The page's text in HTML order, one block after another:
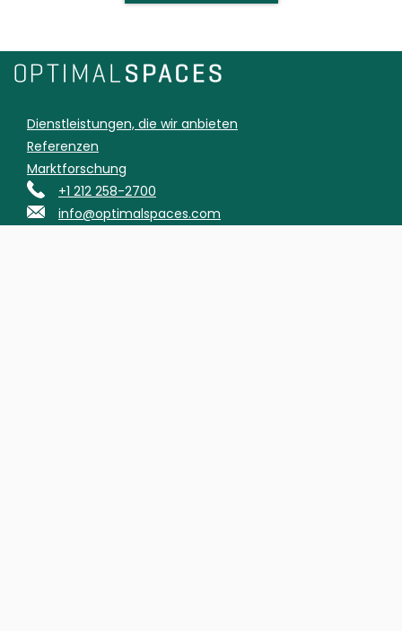
Dienstleistungen, die wir anbieten
Referenzen
Marktforschung
+1 212 258-2700
info@optimalspaces.com